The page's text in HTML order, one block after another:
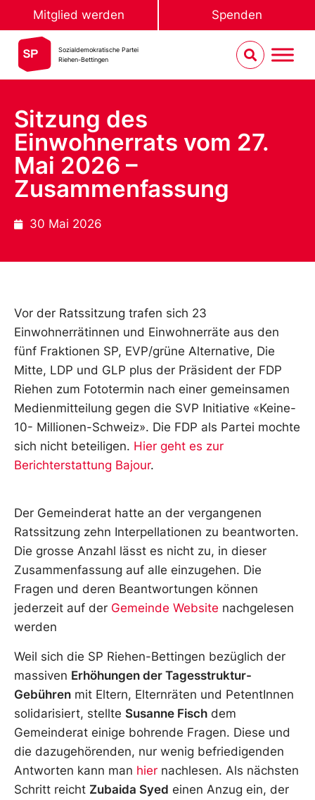
Mitglied werden Spenden
Sozialdemokratische Partei
Riehen-Bettingen
Sitzung des
Einwohnerrats vom 27.
Mai 2026 –
Zusammenfassung
30 Mai 2026
Vor der Ratssitzung trafen sich 23
Einwohnerrätinnen und Einwohnerräte aus den
fünf Fraktionen SP, EVP/grüne Alternative, Die
Mitte, LDP und GLP plus der Präsident der FDP
Riehen zum Fototermin nach einer gemeinsamen
Medienmitteilung gegen die SVP Initiative «Keine-
10- Millionen-Schweiz». Die FDP als Partei mochte
sich nicht beteiligen. Hier geht es zur
Berichterstattung Bajour.
Der Gemeinderat hatte an der vergangenen
Ratssitzung zehn Interpellationen zu beantworten.
Die grosse Anzahl lässt es nicht zu, in dieser
Zusammenfassung auf alle einzugehen. Die
Fragen und deren Beantwortungen können
jederzeit auf der Gemeinde Website nachgelesen
werden
Weil sich die SP Riehen-Bettingen bezüglich der
massiven Erhöhungen der Tagesstruktur-
Gebühren mit Eltern, Elternräten und PetentInnen
solidarisiert, stellte Susanne Fisch dem
Gemeinderat einige bohrende Fragen. Diese und
die dazugehörenden, nur wenig befriedigenden
Antworten kann man hier nachlesen. Als nächsten
Schritt reicht Zubaida Syed einen Anzug ein, der